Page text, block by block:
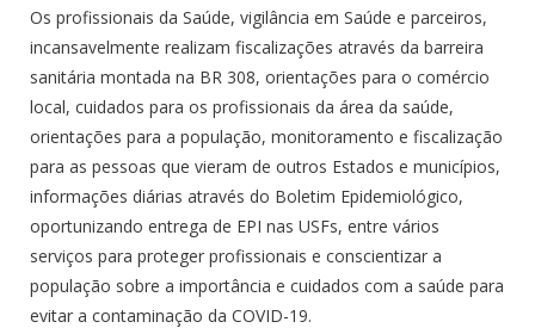
Os profissionais da Saúde, vigilância em Saúde e parceiros,
incansavelmente realizam fiscalizações através da barreira
sanitária montada na BR 308, orientações para o comércio
local, cuidados para os profissionais da área da saúde,
orientações para a população, monitoramento e fiscalização
para as pessoas que vieram de outros Estados e municípios,
informações diárias através do Boletim Epidemiológico,
oportunizando entrega de EPI nas USFs, entre vários
serviços para proteger profissionais e conscientizar a
população sobre a importância e cuidados com a saúde para
evitar a contaminação da COVID-19.